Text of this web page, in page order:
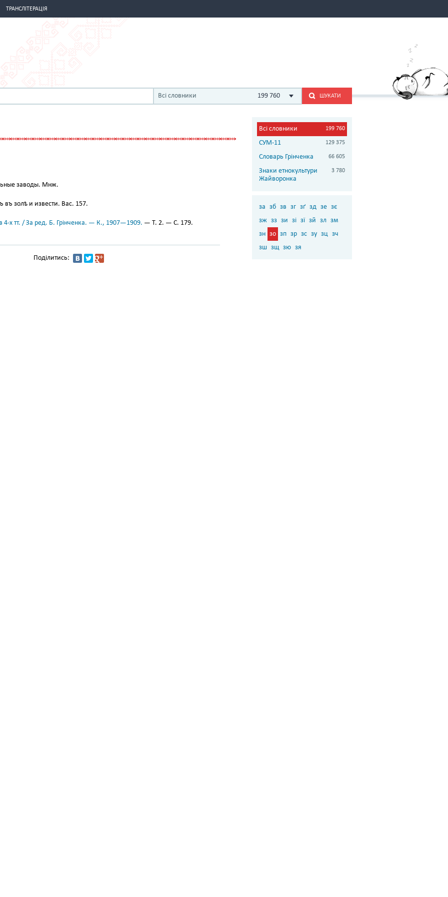
ТРАНСЛІТЕРАЦІЯ
Всі словники 199 760 ШУКАТИ
заводы. Мнж.
въ золѣ и извести. Вас. 157.
4-х тт. / За ред. Б. Грінченка. — К., 1907—1909. — Т. 2. — С. 179.
Поділитись:
Всі словники 199 760
СУМ-11 129 375
Словарь Грінченка 66 605
Знаки етнокультури
Жайворонка
3 780
за зб зв зг зґ зд зе зє
зж зз зи зі зї зй зл зм
зн зо зп зр зс зу зц зч
зш зщ зю зя